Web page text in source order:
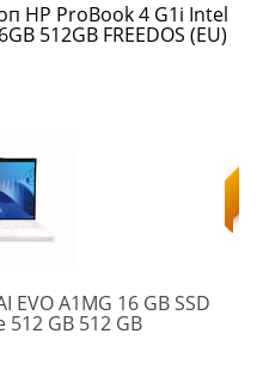
HP ProBook 4 G1i Intel
512GB FREEDOS (EU)
EVO A1MG 16 GB SSD
GB 512 GBPRESTIGE